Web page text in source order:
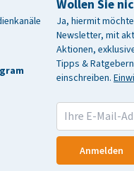
Wollen Sie
Ja, hiermit
Newsletter, mit
Aktionen,
Tipps &
einschreiben.
Anmelden